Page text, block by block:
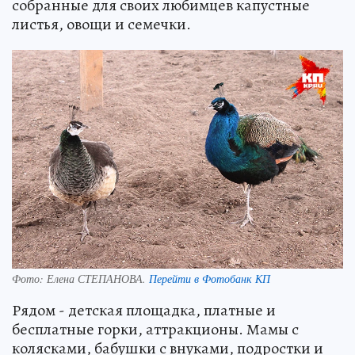
собранные для своих любимцев капустные
листья, овощи и семечки.
Фото: Елена СТЕПАНОВА. Перейти в Фотобанк КП
Рядом - детская площадка, платные и
бесплатные горки, аттракционы. Мамы с
колясками, бабушки с внуками, подростки и